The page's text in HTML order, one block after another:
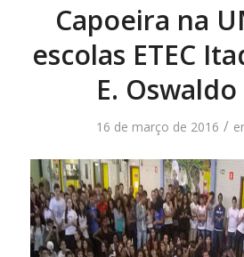
Capoeira na
escolas ETEC
E.
16 de março de 2016 /